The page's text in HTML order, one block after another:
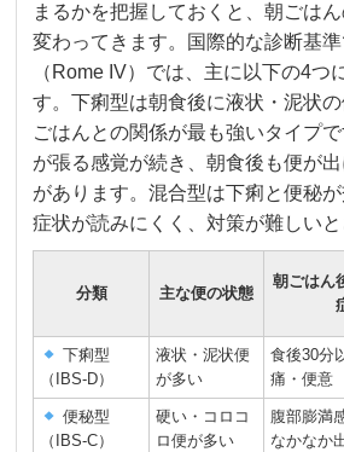
まるかを把握しておくと、朝ごは
変わってきます。国際的な診断基
（Rome IV）では、主に以下の4つ
す。下痢型は朝食後に液状・泥状
ごはんとの関係が最も強いタイプ
が張る感覚が続き、朝食後も便が
があります。混合型は下痢と便秘
症状が読みにくく、対策が難しいと
分類 主な便の状態
朝ごはん
下痢型
（IBS-D）
液状・泥状便
が多い
食後30分
痛・便意
便秘型
（IBS-C）
硬い・コロコ
ロ便が多い
腹部膨満
なかなか